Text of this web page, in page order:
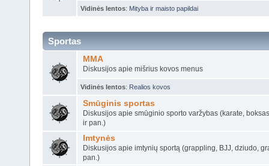
Vidinės lentos: Mityba ir maisto papildai
Sportas
MMA
Diskusijos apie mišrius kovos menus
Vidinės lentos: Realios kovos
Smūginis sportas
Diskusijos apie smūginio sporto varžybas (karate,
ir pan.)
Imtynės
Diskusijos apie imtynių sportą (grappling, BJJ, dziudo,
pan.)